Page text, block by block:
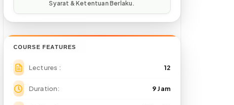
COURSE FEATURES
Lectures 12
Duration 9 Jam